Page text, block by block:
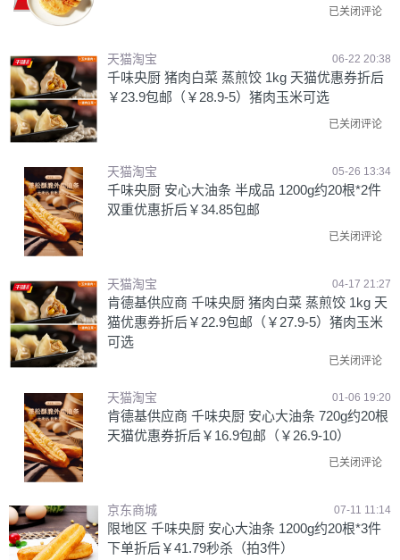
已关闭评论
天猫淘宝 06-22 20:38
千味央厨 猪肉白菜 蒸煎饺 1kg 天猫优惠券折后
￥23.9包邮（￥28.9-5）猪肉玉米可选
已关闭评论
天猫淘宝 05-26 13:34
千味央厨 安心大油条 半成品 1200g约20根*2件
双重优惠折后￥34.85包邮
已关闭评论
天猫淘宝 04-17 21:27
肯德基供应商 千味央厨 猪肉白菜 蒸煎饺 1kg 天
猫优惠券折后￥22.9包邮（￥27.9-5）猪肉玉米
可选
已关闭评论
天猫淘宝 01-06 19:20
肯德基供应商 千味央厨 安心大油条 720g约20根
天猫优惠券折后￥16.9包邮（￥26.9-10）
已关闭评论
京东商城 07-11 11:14
限地区 千味央厨 安心大油条 1200g约20根*3件
下单折后￥41.79秒杀（拍3件）